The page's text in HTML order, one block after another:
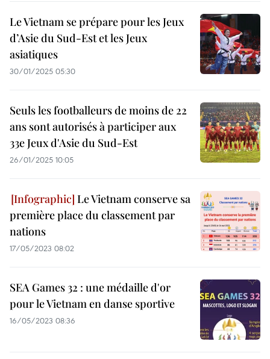
Le Vietnam se prépare pour les Jeux
d’Asie du Sud-Est et les Jeux
asiatiques
30/01/2025 05:30
Seuls les footballeurs de moins de 22
ans sont autorisés à participer aux
33e Jeux d'Asie du Sud-Est
26/01/2025 10:05
Le Vietnam conserve sa
première place du classement par
nations
17/05/2023 08:02
SEA Games 32 : une médaille d'or
pour le Vietnam en danse sportive
16/05/2023 08:36